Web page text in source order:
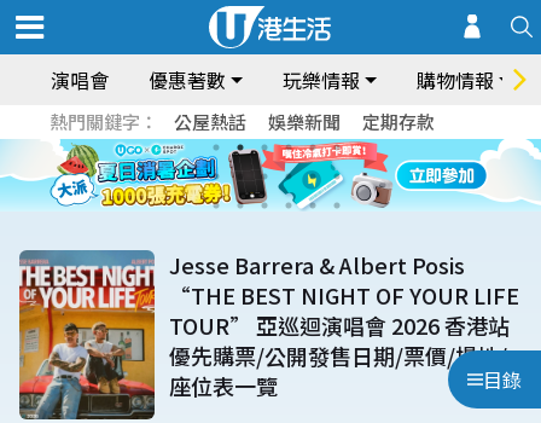
演唱會 優惠著數 玩樂情報 購物情報
熱門關鍵字： 公屋熱話 娛樂新聞 定期存款
目錄
Jesse Barrera & Albert Posis
“THE BEST NIGHT OF YOUR LIFE
TOUR” 亞巡迴演唱會 2026 香港站
優先購票/公開發售日期/票價/場地/
座位表一覽